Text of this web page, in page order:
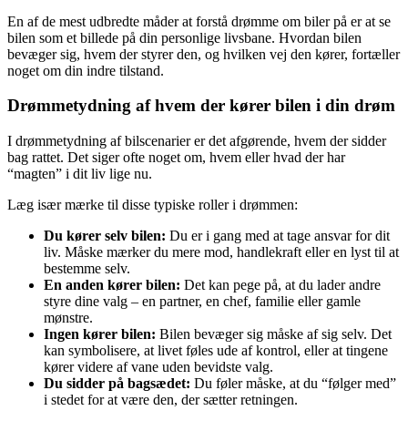
En af de mest udbredte måder at forstå drømme om biler på er at se
bilen som et billede på din personlige livsbane. Hvordan bilen
bevæger sig, hvem der styrer den, og hvilken vej den kører, fortæller
noget om din indre tilstand.
Drømmetydning af hvem der kører bilen i din drøm
I drømmetydning af bilscenarier er det afgørende, hvem der sidder
bag rattet. Det siger ofte noget om, hvem eller hvad der har
“magten” i dit liv lige nu.
Læg især mærke til disse typiske roller i drømmen:
Du kører selv bilen: Du er i gang med at tage ansvar for dit
liv. Måske mærker du mere mod, handlekraft eller en lyst til at
bestemme selv.
En anden kører bilen: Det kan pege på, at du lader andre
styre dine valg – en partner, en chef, familie eller gamle
mønstre.
Ingen kører bilen: Bilen bevæger sig måske af sig selv. Det
kan symbolisere, at livet føles ude af kontrol, eller at tingene
kører videre af vane uden bevidste valg.
Du sidder på bagsædet: Du føler måske, at du “følger med”
i stedet for at være den, der sætter retningen.